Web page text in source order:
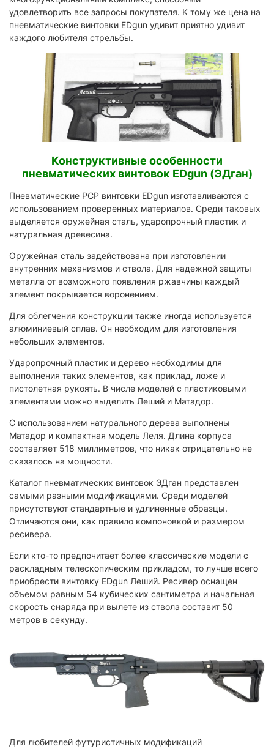
удовлетворить все запросы покупателя. К тому же цена на
пневматические винтовки EDgun удивит приятно удивит
каждого любителя стрельбы.
Конструктивные особенности
пневматических винтовок EDgun (ЭДган)
Пневматические PCP винтовки EDgun изготавливаются с
использованием проверенных материалов. Среди таковых
выделяется оружейная сталь, ударопрочный пластик и
натуральная древесина.
Оружейная сталь задействована при изготовлении
внутренних механизмов и ствола. Для надежной защиты
металла от возможного появления ржавчины каждый
элемент покрывается воронением.
Для облегчения конструкции также иногда используется
алюминиевый сплав. Он необходим для изготовления
небольших элементов.
Ударопрочный пластик и дерево необходимы для
выполнения таких элементов, как приклад, ложе и
пистолетная рукоять. В числе моделей с пластиковыми
элементами можно выделить Леший и Матадор.
С использованием натурального дерева выполнены
Матадор и компактная модель Леля. Длина корпуса
составляет 518 миллиметров, что никак отрицательно не
сказалось на мощности.
Каталог пневматических винтовок ЭДган представлен
самыми разными модификациями. Среди моделей
присутствуют стандартные и удлиненные образцы.
Отличаются они, как правило компоновкой и размером
ресивера.
Если кто-то предпочитает более классические модели с
раскладным телескопическим прикладом, то лучше всего
приобрести винтовку EDgun Леший. Ресивер оснащен
объемом равным 54 кубических сантиметра и начальная
скорость снаряда при вылете из ствола составит 50
метров в секунду.
Для любителей футуристичных модификаций